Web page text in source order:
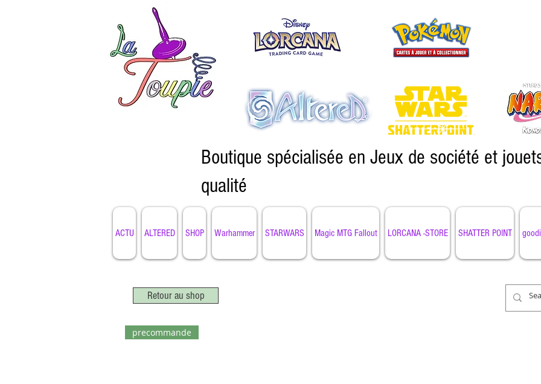
Boutique spécialisée en Jeux de société et
qualité
ACTU ALTERED SHOP Warhammer STARWARS Magic MTG Fallout LORCANA -STORE SHATTER POINT
Retour au shop
precommande